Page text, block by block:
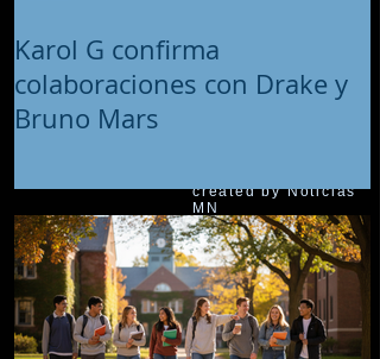
created by Noticias
MN
Karol G confirma
colaboraciones con Drake y
Bruno Mars